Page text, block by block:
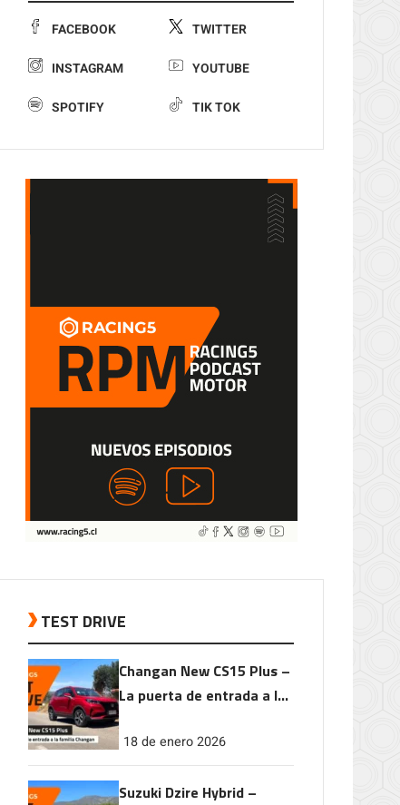
FACEBOOK TWITTER
INSTAGRAM YOUTUBE
SPOTIFY TIK TOK
TEST DRIVE
Changan New CS15 Plus –
La puerta de entrada a la
18 de enero 2026
Suzuki Dzire Hybrid –